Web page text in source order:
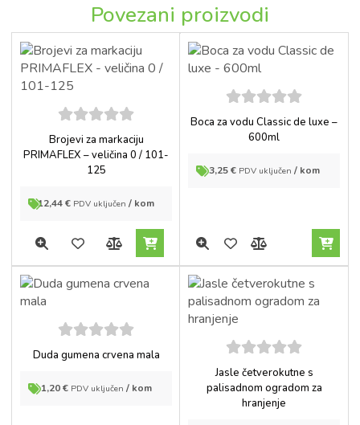
Povezani proizvodi
5out of
5
Brojevi za markaciju
PRIMAFLEX – veličina 0 / 101-
125
12,44€ PDV uključen / kom
5out of
Boca za vodu Classic de luxe –
600ml
3,25€ PDV uključen / kom
5out of
5
Duda gumena crvena mala
1,20€ PDV uključen / kom
5 out of
Jasle četverokutne s
palisadnom ogradom za
hranjenje